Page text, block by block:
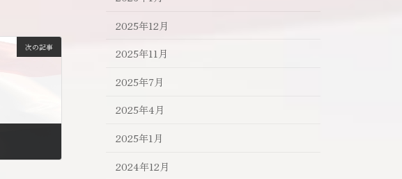
次の記事
2025年12月
2025年11月
2025年7月
2025年4月
2025年1月
2024年12月